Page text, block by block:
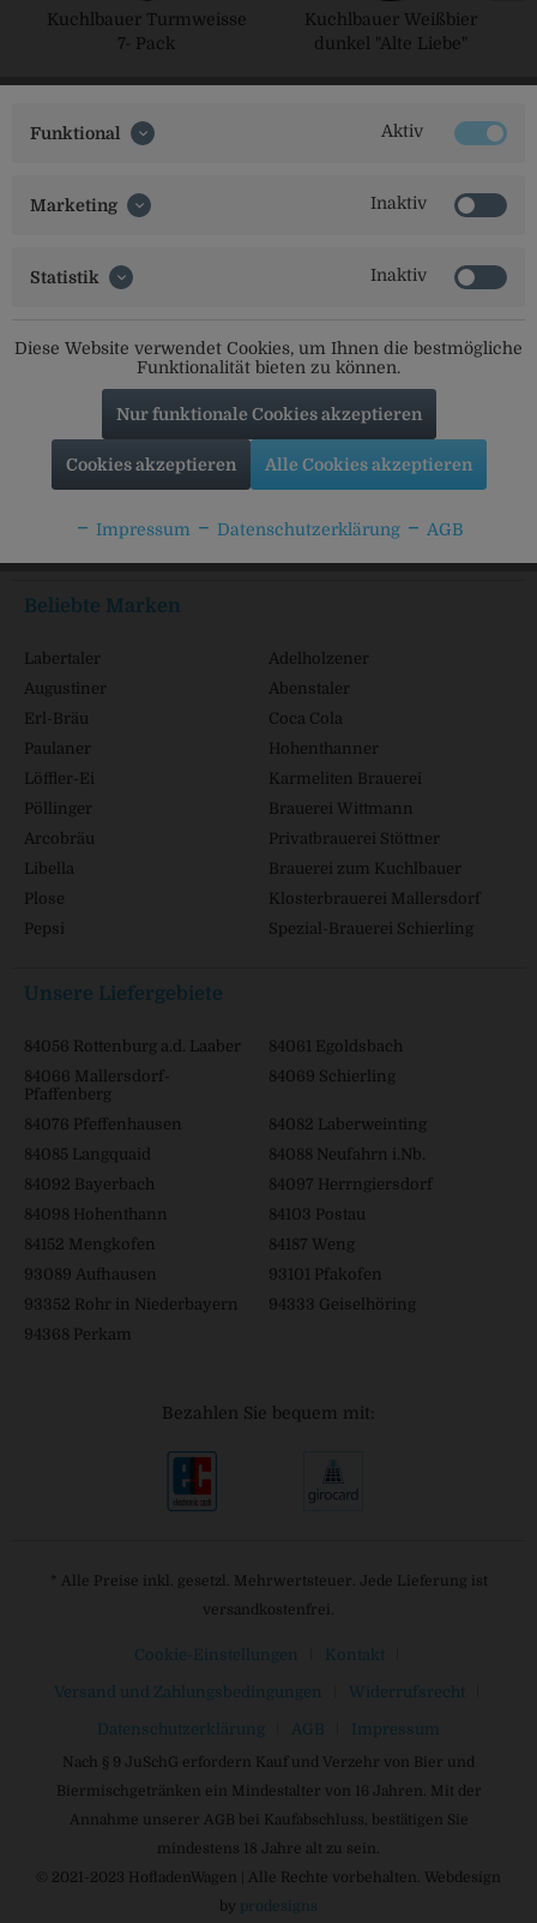
Kuchlbauer Turmweisse
7- Pack
Kuchlbauer Weißbier
dunkel "Alte Liebe"
Social Media
Beliebte Marken
Labertaler
Adelholzener
Augustiner
Abenstaler
Erl-Bräu
Coca Cola
Paulaner
Hohenthanner
Löffler-Ei
Karmeliten Brauerei
Pöllinger
Brauerei Wittmann
Arcobräu
Privatbrauerei Stöttner
Libella
Brauerei zum Kuchlbauer
Plose
Klosterbrauerei Mallersdorf
Pepsi
Spezial-Brauerei Schierling
Unsere Liefergebiete
84056 Rottenburg a.d. Laaber
84061 Egoldsbach
84066 Mallersdorf-
Pfaffenberg
84069 Schierling
84076 Pfeffenhausen
84082 Laberweinting
84085 Langquaid
84088 Neufahrn i.Nb.
84092 Bayerbach
84097 Herrngiersdorf
84098 Hohenthann
84103 Postau
84152 Mengkofen
84187 Weng
93089 Aufhausen
93101 Pfakofen
93352 Rohr in Niederbayern
94333 Geiselhöring
94368 Perkam
Bezahlen Sie bequem mit:
* Alle Preise inkl. gesetzl. Mehrwertsteuer. Jede Lieferung ist
versandkostenfrei.
Cookie-Einstellungen Kontakt
Versand und Zahlungsbedingungen Widerrufsrecht
Datenschutzerklärung AGB Impressum
Nach § 9 JuSchG erfordern Kauf und Verzehr von Bier und
Biermischgetränken ein Mindestalter von 16 Jahren. Mit der
Annahme unserer AGB bei Kaufabschluss, bestätigen Sie
mindestens 18 Jahre alt zu sein.
© 2021-2023 HofladenWagen | Alle Rechte vorbehalten. Webdesign
by prodesigns
Funktional Aktiv
Marketing Inaktiv
Statistik Inaktiv
Diese Website verwendet Cookies, um Ihnen die bestmögliche
Funktionalität bieten zu können.
Nur funktionale Cookies akzeptieren
Cookies akzeptieren Alle Cookies akzeptieren
Impressum Datenschutzerklärung AGB